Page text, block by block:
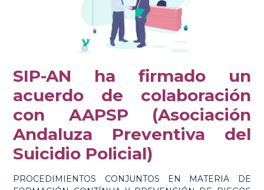
SIP-AN ha firmado un
acuerdo de colaboración
con AAPSP (Asociación
Andaluza Preventiva del
Suicidio Policial)
PROCEDIMIENTOS CONJUNTOS EN MATERIA DE